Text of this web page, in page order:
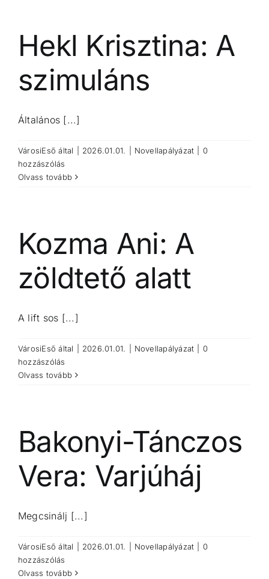
Hekl Krisztina: A
szimuláns
Általános [...]
VárosiEső által 2026.01.01. Novellapályázat
0
hozzászólás
Olvass tovább
Kozma Ani: A
zöldtető alatt
A lift sos [...]
VárosiEső által 2026.01.01. Novellapályázat
0
hozzászólás
Olvass tovább
Bakonyi-Tánczos
Vera: Varjúháj
Megcsinálj [...]
VárosiEső által 2026.01.01. Novellapályázat
0
hozzászólás
Olvass tovább